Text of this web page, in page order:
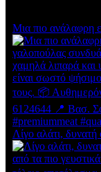
Μια πιο ανάλαφρη
Λίγο αλάτι,